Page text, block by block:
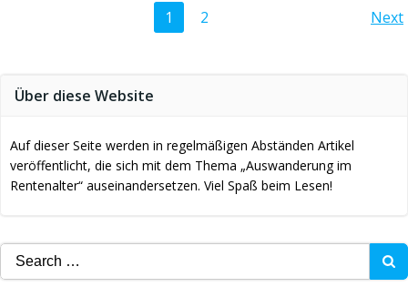
Page
1 Page
2 Next
Über diese Website
Auf dieser Seite werden in regelmäßigen Abständen Artikel
veröffentlicht, die sich mit dem Thema „Auswanderung im
Rentenalter“ auseinandersetzen. Viel Spaß beim Lesen!
Search
for: